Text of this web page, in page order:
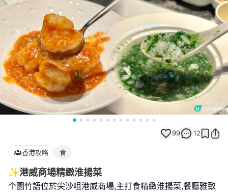
99 12
香港攻略 食
✨港威商場精緻淮揚菜
个園竹語位於尖沙咀港威商場,主打食精緻淮揚菜,餐廳雅致